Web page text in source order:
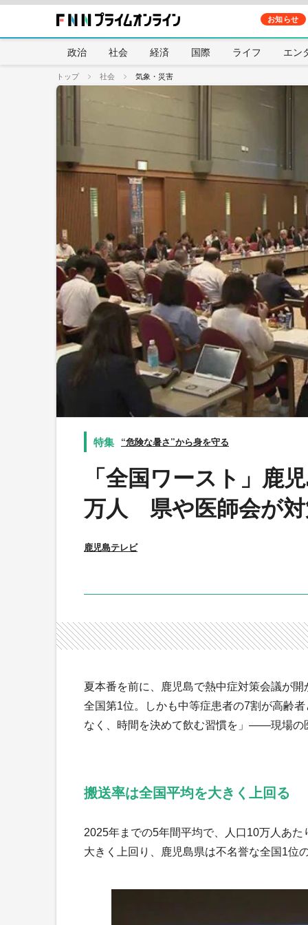
お知らせ
政治 社会 経済 国際 ライフ エン
トップ 社会 気象・災害
“危険な暑さ”から身を守る
「全国ワースト」鹿
万人 県や医師会が対
鹿児島テレビ
夏本番を前に、鹿児島で熱中症対策会議が
全国第1位。しかも中等症患者の7割が高齢
なく、時間を決めて飲む習慣を」——現場の
搬送率は全国平均を大きく上回る
2025年までの5年間平均で、人口10万人あ
大きく上回り、鹿児島県は不名誉な全国1位